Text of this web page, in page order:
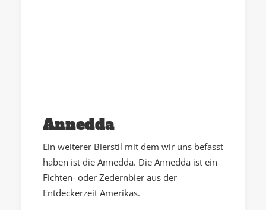
Annedda
Ein weiterer Bierstil mit dem wir uns befasst
haben ist die Annedda. Die Annedda ist ein
Fichten- oder Zedernbier aus der
Entdeckerzeit Amerikas.